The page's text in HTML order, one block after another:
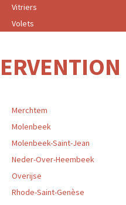
Vitriers
Volets
Merchtem
Molenbeek
Molenbeek-Saint-Jean
Neder-Over-Heembeek
Overijse
Rhode-Saint-Genèse